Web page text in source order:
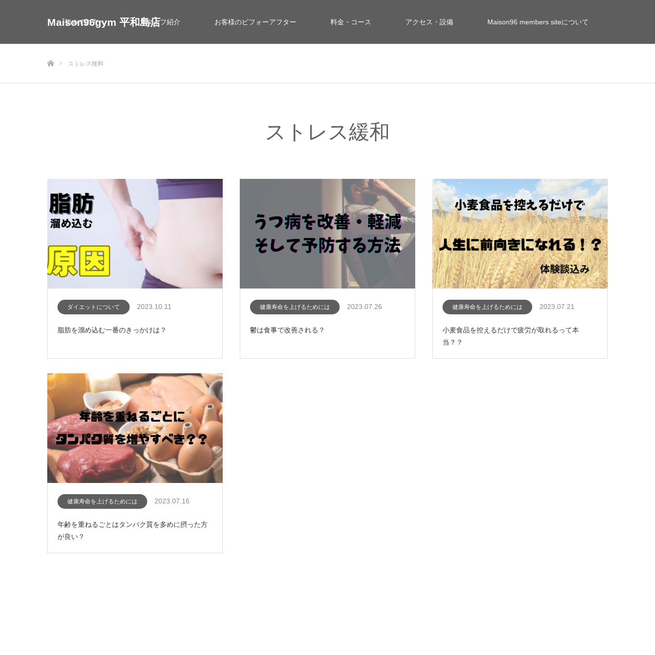
Maison96gym 平和島店
初めての方へ スタッフ紹介 お客様のビフォーアフター 料金・コース アクセス・設備 Maison96 members siteについて
お問い合わせ
ストレス緩和
ストレス緩和
ダイエットについて 2023.10.11
脂肪を溜め込む一番のきっかけは？
健康寿命を上げるためには 2023.07.26
鬱は食事で改善される？
健康寿命を上げるためには 2023.07.21
小麦食品を控えるだけで疲労が取れるって本
当？？
健康寿命を上げるためには 2023.07.16
年齢を重ねるごとはタンパク質を多めに摂った方
が良い？